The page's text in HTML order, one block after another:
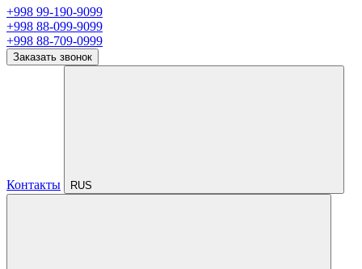
+998 99-190-9099
+998 88-099-9099
+998 88-709-0999
Заказать звонок
Контакты RUS